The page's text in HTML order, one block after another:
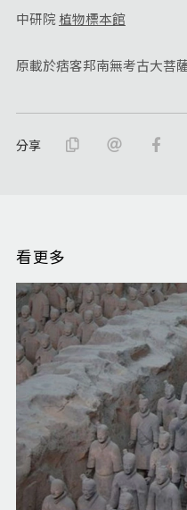
中研院 植物標本館
原載於痞客邦南無考古大菩
分享
看更多